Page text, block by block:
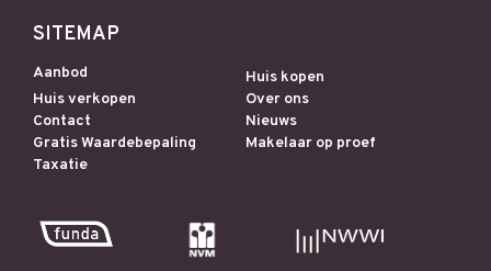
SITEMAP
Aanbod
Huis kopen
Huis verkopen
Over ons
Contact
Nieuws
Gratis Waardebepaling
Makelaar op proef
Taxatie